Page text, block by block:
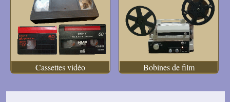
Cassettes vidéo Bobines de film